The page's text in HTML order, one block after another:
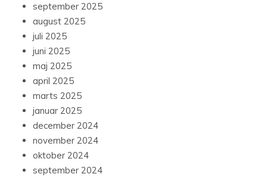
september 2025
august 2025
juli 2025
juni 2025
maj 2025
april 2025
marts 2025
januar 2025
december 2024
november 2024
oktober 2024
september 2024